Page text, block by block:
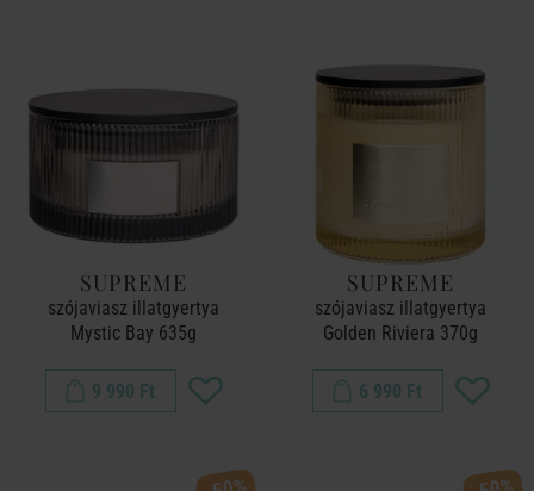
SUPREME
szójaviasz illatgyertya
Mystic Bay 635g
9 990 Ft
SUPREME
szójaviasz illatgyertya
Golden Riviera 370g
6 990 Ft